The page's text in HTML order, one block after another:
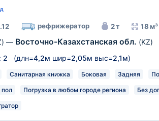
рефрижератор 2 т 18 м³
— Восточно-Казахстанская обл. (KZ)
2 (длн=4,2м шир=2,05м выс=2,1м)
Санитарная книжка Боковая Задняя
Погрузка в любом городе региона Без